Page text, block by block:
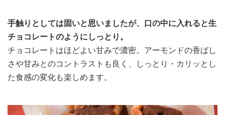
手触りとしては固いと思いましたが、口の中に入れると生
チョコレートのようにしっとり。
チョコレートはほどよい甘みで濃密。アーモンドの香ばし
さや甘みとのコントラストも良く、しっとり・カリッとし
た食感の変化も楽しめます。